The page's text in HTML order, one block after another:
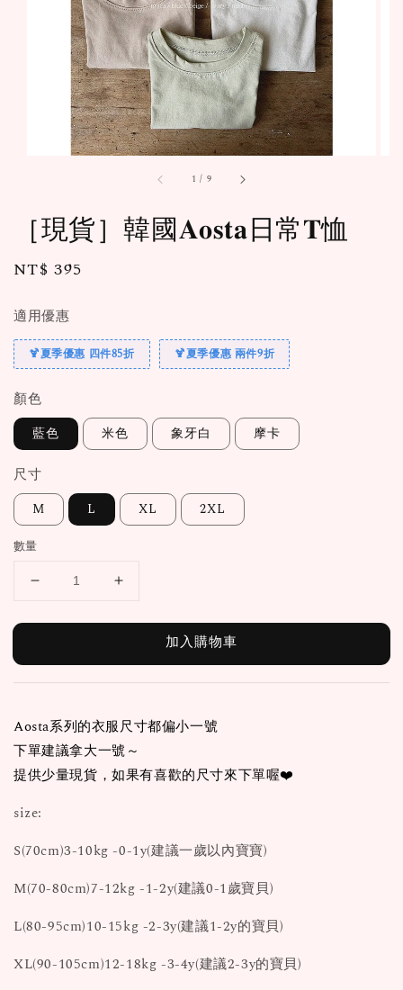
1 / 9
［現貨］韓國𝐀𝐨𝐬𝐭𝐚日常𝐓恤
Regular
NT$ 395
適用優惠
🍹夏季優惠 四件85折 🍹夏季優惠 兩件9折
顏色
藍色 米色 象牙白 摩卡
尺寸
M L XL 2XL
數量
加入購物車
Aosta系列的衣服尺寸都偏小一號
下單建議拿大一號～
提供少量現貨，如果有喜歡的尺寸來下單喔❤️
size:
S(70cm)3-10kg -0-1y(建議一歲以內寶寶)
M(70-80cm)7-12kg -1-2y(建議0-1歲寶貝)
L(80-95cm)10-15kg -2-3y(建議1-2y的寶貝)
XL(90-105cm)12-18kg -3-4y(建議2-3y的寶貝)